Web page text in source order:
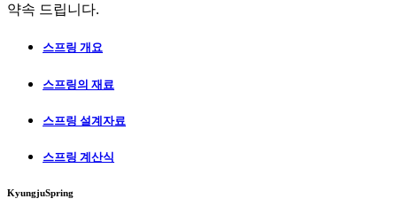
약속 드립니다.
스프링 개요
스프링의 재료
스프링 설계자료
스프링 계산식
KyungjuSpring